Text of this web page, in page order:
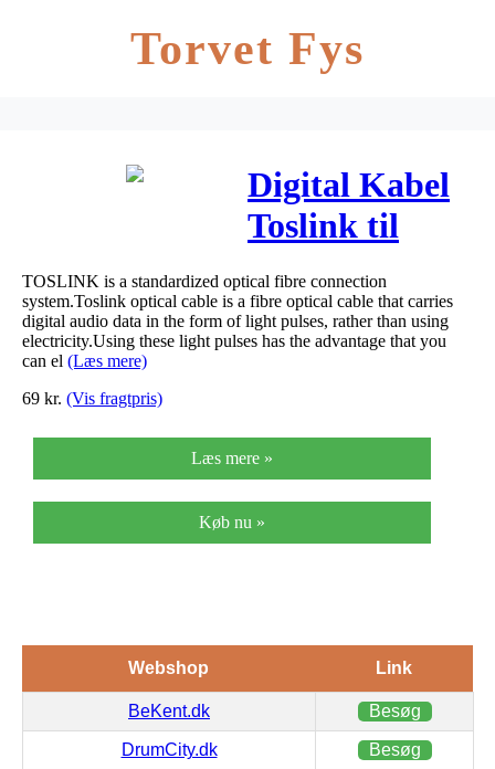
Torvet Fys
Digital Kabel
Toslink til
Toslink 4mm 1
meter
TOSLINK is a standardized optical fibre connection
system.Toslink optical cable is a fibre optical cable that carries
digital audio data in the form of light pulses, rather than using
electricity.Using these light pulses has the advantage that you
can el (Læs mere)
69 kr. (Vis fragtpris)
Læs mere »
Køb nu »
Webshop Link
BeKent.dk Besøg
DrumCity.dk Besøg